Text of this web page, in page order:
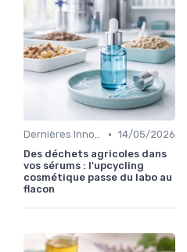
Dernières Innovations • 14/05/2026
Des déchets agricoles dans
vos sérums : l'upcycling
cosmétique passe du labo au
flacon